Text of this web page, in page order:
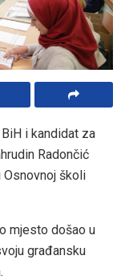
i kandidat za
Radončić
Osnovnoj školi
mjesto došao u
građansku